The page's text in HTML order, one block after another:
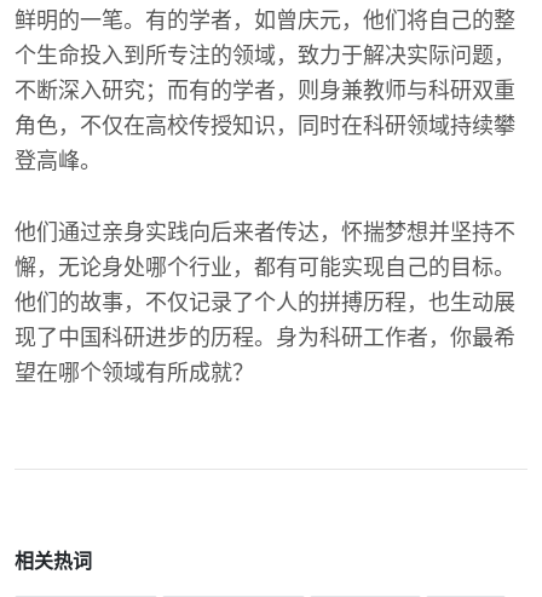
鲜明的一笔。有的学者，如曾庆元，他们将自己的整
个生命投入到所专注的领域，致力于解决实际问题，
不断深入研究；而有的学者，则身兼教师与科研双重
角色，不仅在高校传授知识，同时在科研领域持续攀
登高峰。
他们通过亲身实践向后来者传达，怀揣梦想并坚持不
懈，无论身处哪个行业，都有可能实现自己的目标。
他们的故事，不仅记录了个人的拼搏历程，也生动展
现了中国科研进步的历程。身为科研工作者，你最希
望在哪个领域有所成就？
相关热词